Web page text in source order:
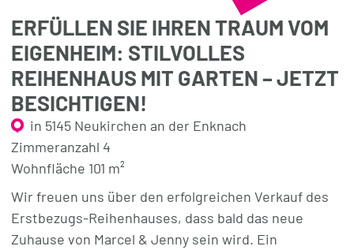
ERFÜLLEN SIE IHREN TRAUM VOM
EIGENHEIM: STILVOLLES
REIHENHAUS MIT GARTEN – JETZT
BESICHTIGEN!
in 5145 Neukirchen an der Enknach
Zimmeranzahl 4
Wohnfläche 101 m²
Wir freuen uns über den erfolgreichen Verkauf des
Erstbezugs-Reihenhauses, dass bald das neue
Zuhause von Marcel & Jenny sein wird. Ein